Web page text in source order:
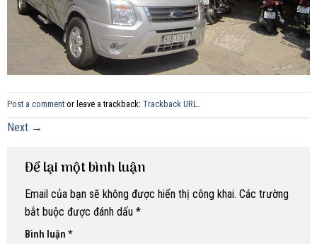
Post a comment or leave a trackback: Trackback URL.
Next →
Để lại một bình luận
Email của bạn sẽ không được hiển thị công khai. Các trường
bắt buộc được đánh dấu *
Bình luận *